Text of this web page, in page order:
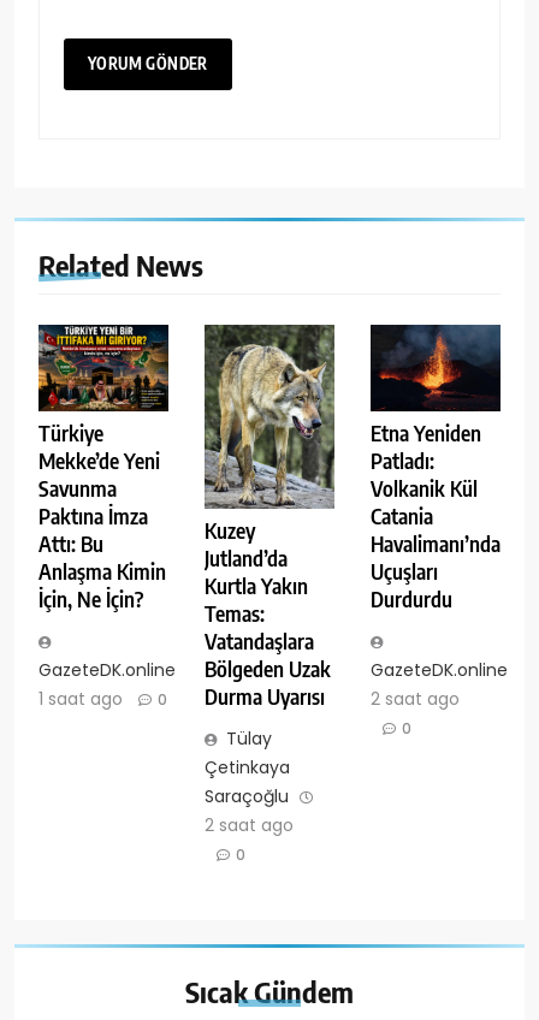
Related News
Türkiye
Mekke’de Yeni
Savunma
Paktına İmza
Attı: Bu
Anlaşma Kimin
İçin, Ne İçin?
GazeteDK.online
1 saat ago
0
Kuzey
Jutland’da
Kurtla Yakın
Temas:
Vatandaşlara
Bölgeden Uzak
Durma Uyarısı
Tülay
Çetinkaya
Saraçoğlu
2 saat ago
0
Etna Yeniden
Patladı:
Volkanik Kül
Catania
Havalimanı’nda
Uçuşları
Durdurdu
GazeteDK.online
2 saat ago
0
SıcakGündem